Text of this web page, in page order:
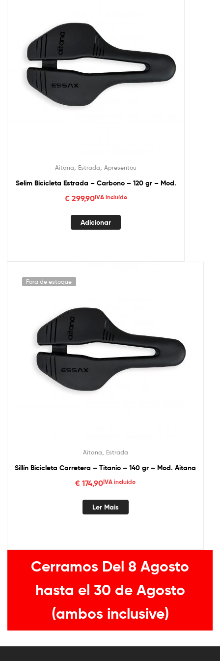
Aitana Estrada Apresentou
Selim Bicicleta Estrada – Carbono – 120 gr – Mod.
€299,90IVA incluído
Adicionar
Fora de estoque
Aitana Estrada
Sillín Bicicleta Carretera – Titanio – 140 gr – Mod. Aitana
€ 174,90IVA incluído
Ler Mais
Cerramos Del 8 Agosto
hasta el 30 de Agosto
(ambos inclusive)